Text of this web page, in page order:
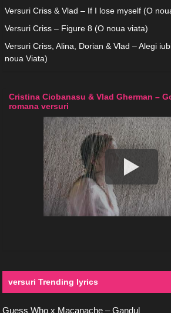
Versuri Criss & Vlad – If I lose myself (O
Versuri Criss – Figure 8 (O noua viata)
Versuri Criss, Alina, Dorian & Vlad – Alegi
noua Viata)
Cristina Ciobanasu & Vlad Gherman –
romana versuri
versuri Trending lyrics
Guess Who x Macanache – Gandul